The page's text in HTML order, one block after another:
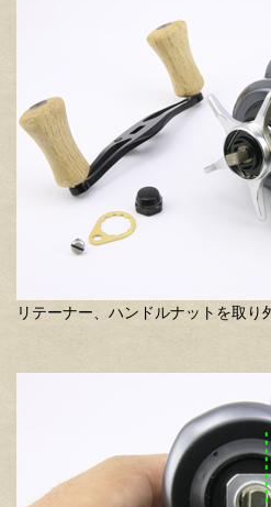
リテーナー、ハンドルナットを取り